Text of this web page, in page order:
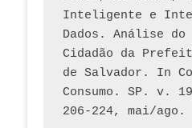
Inteligente e
Dados. Análise
Cidadão da
de Salvador. In
Consumo. SP. v.
206-224, mai/ago.